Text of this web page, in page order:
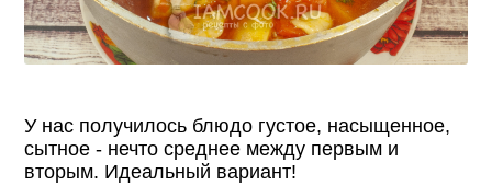
У нас получилось блюдо густое, насыщенное,
сытное - нечто среднее между первым и
вторым. Идеальный вариант!